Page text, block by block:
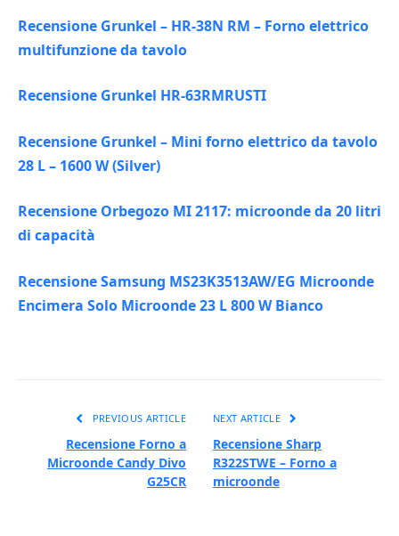
Recensione Grunkel – HR-38N RM – Forno elettrico
multifunzione da tavolo
Recensione Grunkel HR-63RMRUSTI
Recensione Grunkel – Mini forno elettrico da tavolo
28 L – 1600 W (Silver)
Recensione Orbegozo MI 2117: microonde da 20 litri
di capacità
Recensione Samsung MS23K3513AW/EG Microonde
Encimera Solo Microonde 23 L 800 W Bianco
PREVIOUS ARTICLE
Recensione Forno a
Microonde Candy Divo
G25CR
NEXT ARTICLE
Recensione Sharp
R322STWE – Forno a
microonde